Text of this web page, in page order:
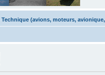
Technique (avions, moteurs,